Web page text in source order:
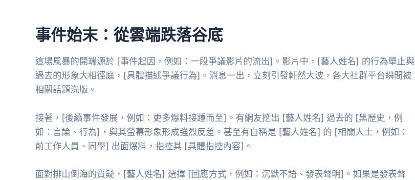
事件始末：從雲端跌落谷底
這場風暴的開端源於 [事件起因，例如：一段爭議影片的流出]。影片中，[藝人姓名] 的行為舉止與
過去的形象大相徑庭，[具體描述爭議行為]。消息一出，立刻引發軒然大波，各大社群平台瞬間被
相關話題洗版。
接著，[後續事件發展，例如：更多爆料接踵而至]。有網友挖出 [藝人姓名] 過去的 [黑歷史，例
如：言論、行為]，與其螢幕形象形成強烈反差。甚至有自稱是 [藝人姓名] 的 [相關人士，例如：
前工作人員、同學] 出面爆料，指控其 [具體指控內容]。
面對排山倒海的質疑，[藝人姓名] 選擇 [回應方式，例如：沉默不語、發表聲明]。如果是發表聲